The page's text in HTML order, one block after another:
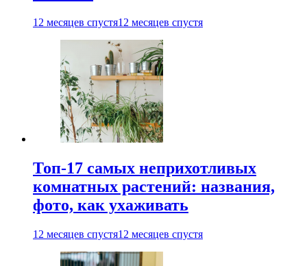
12 месяцев спустя12 месяцев спустя
Топ-17 самых неприхотливых
комнатных растений: названия,
фото, как ухаживать
12 месяцев спустя12 месяцев спустя